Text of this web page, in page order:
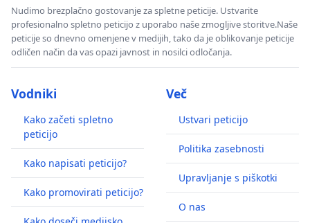
Nudimo brezplačno gostovanje za spletne peticije. Ustvarite
profesionalno spletno peticijo z uporabo naše zmogljive storitve.Naše
peticije so dnevno omenjene v medijih, tako da je oblikovanje peticije
odličen način da vas opazi javnost in nosilci odločanja.
Vodniki
Kako začeti spletno
peticijo
Kako napisati peticijo?
Kako promovirati peticijo?
Več
Ustvari peticijo
Politika zasebnosti
Upravljanje s piškotki
O nas